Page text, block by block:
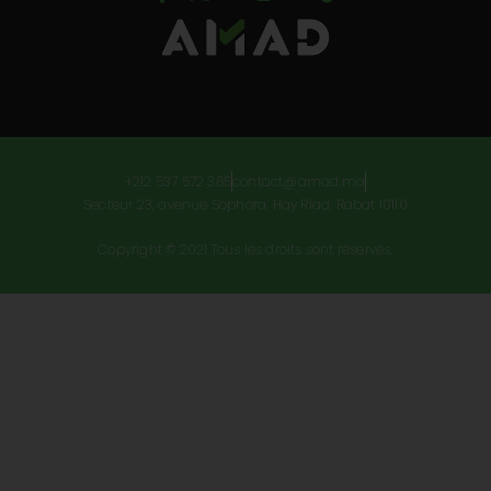
Copyright © 2021 Tous les droits sont réservés.
+212 537 572 365
contact@amad.ma
Secteur 23, avenue Sophora, Hay Riad, Rabat 10110